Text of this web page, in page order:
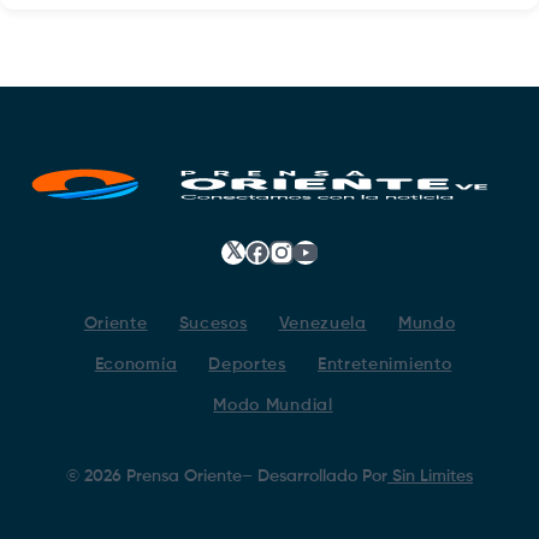
𝕏 Facebook
Instagram
YouTube
Oriente Sucesos Venezuela Mundo
Economía Deportes Entretenimiento
Modo Mundial
© 2026 Prensa Oriente– Desarrollado Por Sin Limites